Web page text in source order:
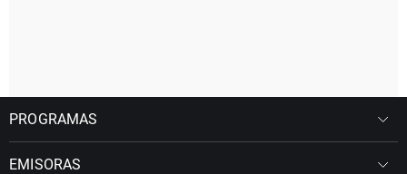
PROGRAMAS
EMISORAS